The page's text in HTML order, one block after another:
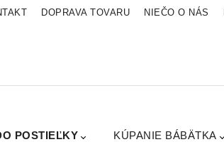
DOPRAVA TOVARU NIEČO O NÁS
POSTIEĽKY KÚPANIE BÁBÄTKA